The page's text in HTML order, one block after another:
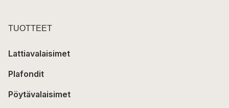
TUOTTEET
Lattiavalaisimet
Plafondit
Pöytävalaisimet